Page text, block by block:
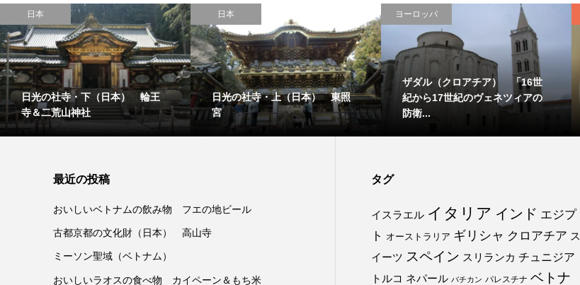
日本
日光の社寺・下（日本） 輪王
寺＆二荒山神社
日本
日光の社寺・上（日本） 東照
宮
ヨーロッパ
ザダル（クロアチア） 「16世
紀から17世紀のヴェネツィアの
防衛...
最近の投稿
おいしいベトナムの飲み物 フエの地ビール
古都京都の文化財（日本） 高山寺
ミーソン聖域（ベトナム）
おいしいラオスの食べ物 カイペーン＆もち米
タグ
イスラエル イタリア インド エジプ
ト オーストラリア ギリシャ クロアチア ス
イーツ スペイン スリランカ チュニジア
トルコ ネパール バチカン パレスチナ ベトナ